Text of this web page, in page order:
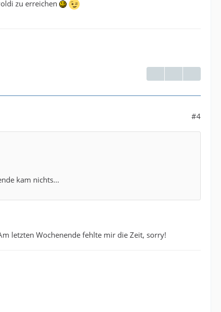
zu erreichen
#4
kam nichts...
letzten Wochenende fehlte mir die Zeit, sorry!